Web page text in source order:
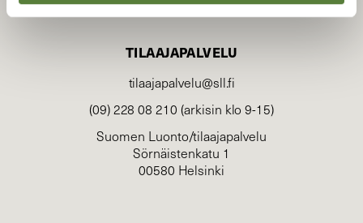
TILAAJAPALVELU
tilaajapalvelu@sll.fi
(09) 228 08 210 (arkisin klo 9-15)
Suomen Luonto/tilaajapalvelu
Sörnäistenkatu 1
00580 Helsinki